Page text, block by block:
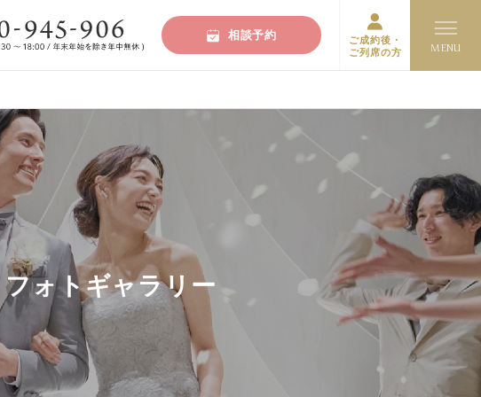
相談予約
ご成約後・
ご列席の方
フォトギャラリー